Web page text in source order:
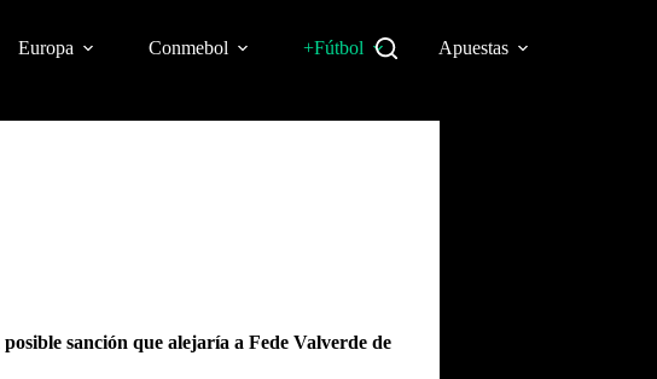
Europa Conmebol +Fútbol Apuestas
posible sanción que alejaría a Fede Valverde de